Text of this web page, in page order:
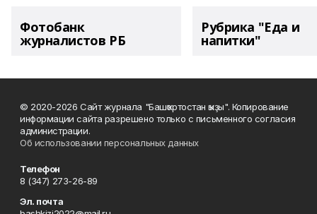
Фотобанк
журналистов РБ
Рубрика "Еда и
напитки"
© 2020-2026 Сайт журнала "Башҡортостан ҡыҙы". Копирование
информации сайта разрешено только с письменного согласия
администрации.
Об использовании персональных данных
Телефон
8 (347) 273-26-89
Эл. почта